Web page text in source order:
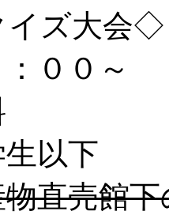
ズ大会◇
００～
以下
直売館下